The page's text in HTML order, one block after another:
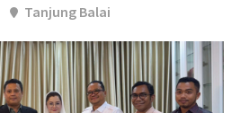
Tanjung Balai